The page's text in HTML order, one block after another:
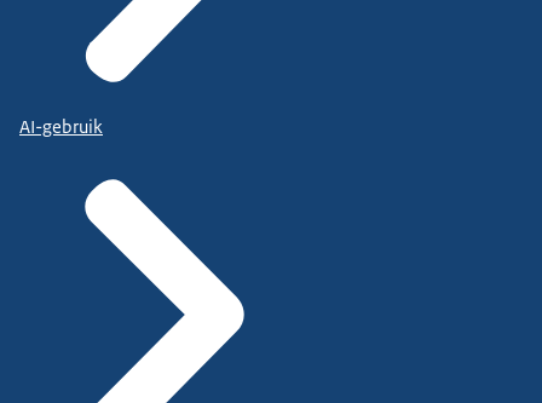
AI-gebruik